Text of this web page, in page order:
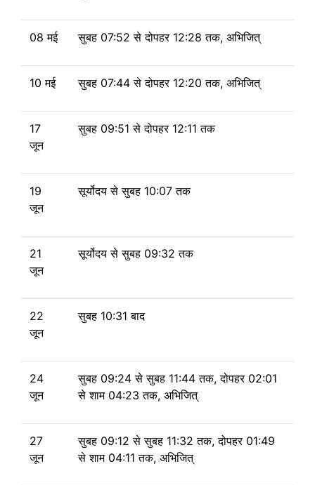
08 मई सुबह 07:52सेदोपहर 12:28 तक, अभिजित्
10 मई सुबह 07:44सेदोपहर 12:20 तक, अभिजित्
17
जून
सुबह 09:51सेदोपहर 12:11 तक
19
जून
सूर्योदय सेसुबह 10:07 तक
21
जून
सूर्योदय सेसुबह 09:32 तक
22
जून
सुबह 10:31 बाद
24
जून
सुबह 09:24सेसुबह 11:44 तक, दोपहर 02:01
सेशाम 04:23 तक, अभिजित्
27
जून
सुबह 09:12सेसुबह 11:32 तक, दोपहर 01:49
सेशाम 04:11 तक, अभिजित्